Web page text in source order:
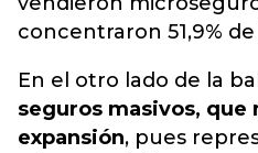
concentraron 51,9%
En el otro lado de la
seguros masivos, que
expansión, pues